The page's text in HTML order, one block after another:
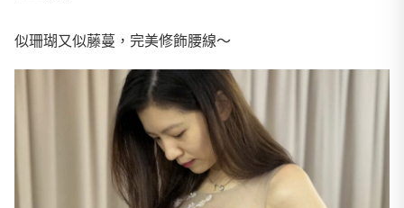
似珊瑚又似藤蔓，完美修飾腰線～